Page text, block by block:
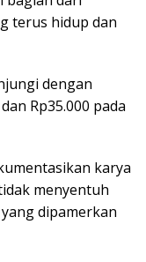
terus hidup dan
dengan
Rp35.000 pada
karya
menyentuh
dipamerkan